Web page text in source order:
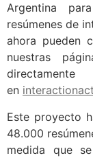
Argentina
resúmenes de
ahora pueden
nuestras
directamente
en
Este proyecto
48.000
medida que